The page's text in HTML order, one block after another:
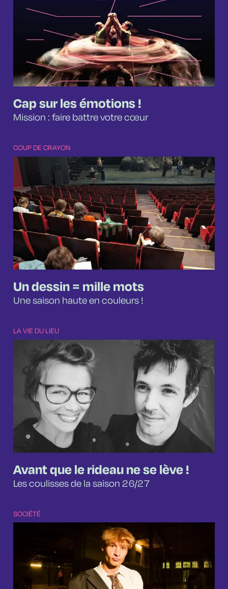
Cap sur les émotions !
Mission : faire battre votre cœur
COUP DE CRAYON
Un dessin = mille mots
Une saison haute en couleurs !
LA VIE DU LIEU
Avant que le rideau ne se lève !
Les coulisses de la saison 26/27
SOCIÉTÉ